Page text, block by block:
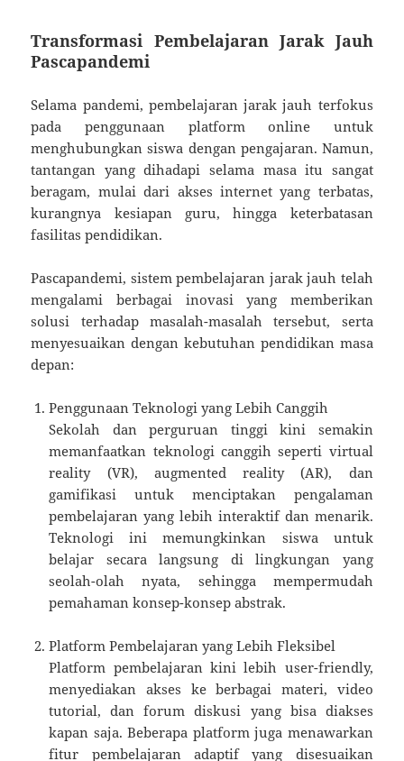
Transformasi Pembelajaran Jarak Jauh
Pascapandemi
Selama pandemi, pembelajaran jarak jauh terfokus
pada penggunaan platform online untuk
menghubungkan siswa dengan pengajaran. Namun,
tantangan yang dihadapi selama masa itu sangat
beragam, mulai dari akses internet yang terbatas,
kurangnya kesiapan guru, hingga keterbatasan
fasilitas pendidikan.
Pascapandemi, sistem pembelajaran jarak jauh telah
mengalami berbagai inovasi yang memberikan
solusi terhadap masalah-masalah tersebut, serta
menyesuaikan dengan kebutuhan pendidikan masa
depan:
Penggunaan Teknologi yang Lebih Canggih
Sekolah dan perguruan tinggi kini semakin
memanfaatkan teknologi canggih seperti virtual
reality (VR), augmented reality (AR), dan
gamifikasi untuk menciptakan pengalaman
pembelajaran yang lebih interaktif dan menarik.
Teknologi ini memungkinkan siswa untuk
belajar secara langsung di lingkungan yang
seolah-olah nyata, sehingga mempermudah
pemahaman konsep-konsep abstrak.
Platform Pembelajaran yang Lebih Fleksibel
Platform pembelajaran kini lebih user-friendly,
menyediakan akses ke berbagai materi, video
tutorial, dan forum diskusi yang bisa diakses
kapan saja. Beberapa platform juga menawarkan
fitur pembelajaran adaptif yang disesuaikan